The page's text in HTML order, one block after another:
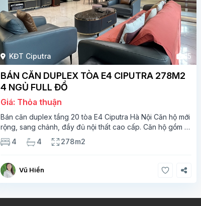
KĐT Ciputra 15
BÁN CĂN DUPLEX TÒA E4 CIPUTRA 278M2
4 NGỦ FULL ĐỒ
Giá: Thỏa thuận
Bán căn duplex tầng 20 tòa E4 Ciputra Hà Nội Căn hộ mới
rộng, sang chảnh, đầy đủ nội thất cao cấp. Căn hộ gồm 2
tầng. Tầng 1 rộng 142m2 bao gồm phòng khách, phòng
ăn, phòng bếp, 2 phòng ngủ,
4 4 278m2
Vũ Hiền